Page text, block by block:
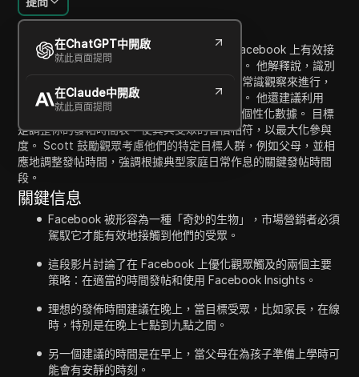
內容介紹
在ChatGPT中開啟
就此頁面提問
在Claude中開啟
就此頁面提問
在這段視頻中，Scott Winecave 討論了在 Facebook 上有效接
觸目標受眾的策略，並強調發帖時機的重要性。 他解釋說，識別
最佳發帖時間可以通過對目標市場生活方式的常識觀察來進行，
例如父母在線的時間和他們的孩子入睡的時間。 他還建議利用
Facebook Insights 來查找特定受眾最活躍的個性化數據。 目標
是調整你的發帖時間表，使其與受眾的習慣相符，以最大化參與
度。 Scott 鼓勵觀眾考慮他們的特定目標人群，例如父母，並相
應地調整發帖時間，強調根據典型家庭日常作息的關鍵發帖時間
段。
關鍵信息
Facebook 被形容為一種「奇妙的生物」，市場營銷者必須
駕馭它才能有效地接觸到他們的受眾。
這段影片討論了在 Facebook 上優化觀眾觸及的兩個主要
策略：在適當的時間發帖和使用 Facebook Insights。
理想的發佈時間建議在晚上，當目標受眾，比如家長，在線
時，特別是在晚上七點到九點之間。
另一個建議的時間是在早上，當父母在為孩子準備上學時可
能會有安靜的時刻。